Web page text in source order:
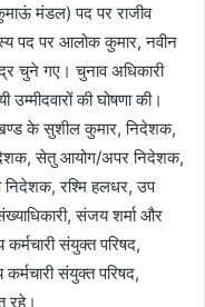
मंडल) पद पर राजीव
पद पर आलोक कुमार, नवीन
चुने गए। चुनाव अधिकारी
की घोषणा की।
के सुशील कुमार, निदेशक,
सेतु आयोग/अपर निदेशक,
निदेशक, रश्मि हलधर, उप
संजय शर्मा और
संयुक्त परिषद,
संयुक्त परिषद,
रहे।